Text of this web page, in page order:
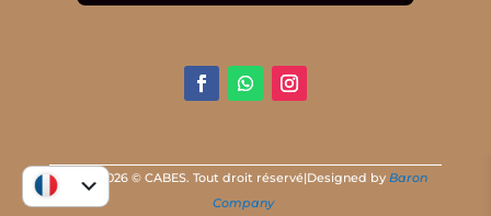
2014 - 2026 © CABES. Tout droit réservé|Designed by Baron
Company